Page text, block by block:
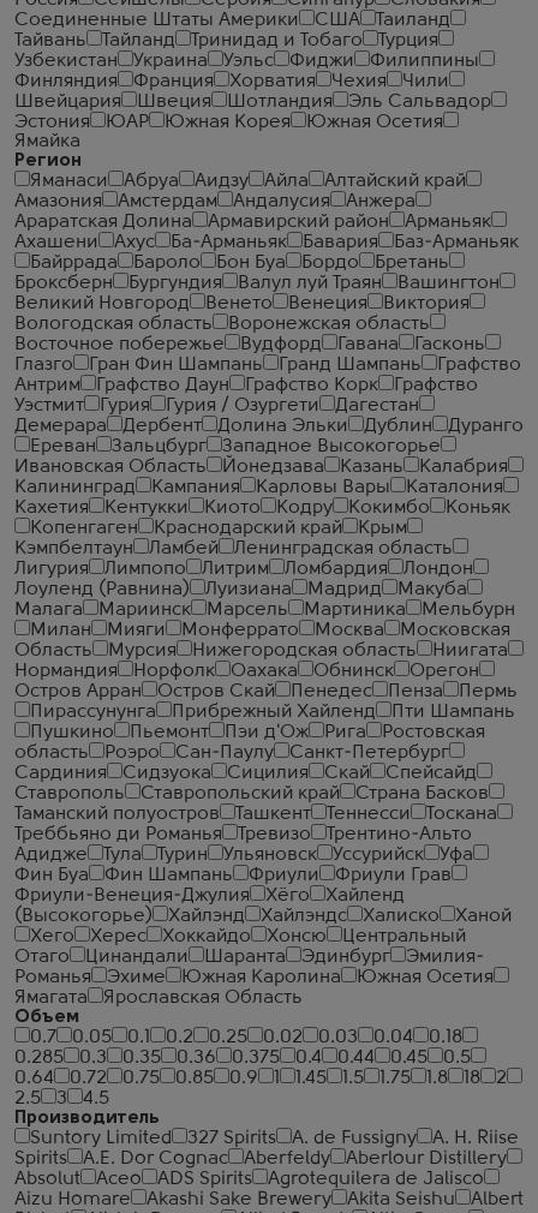
Соединенные Штаты Америки
США
Таиланд
Тайвань
Тайланд Тринидад и Тобаго
Турция
Узбекистан
Украина Уэльс Фиджи
Филиппины
Финляндия
Франция Хорватия Чехия
Чили
Швейцария
Швеция Шотландия
Эль Сальвадор
Эстония
ЮАР Южная Корея
Южная Осетия
Ямайка
Регион
Яманаси
Абруа Аидзу Айла
Алтайский край
Амазония
Амстердам Андалусия
Анжера
Араратская Долина
Армавирский район
Арманьяк
Ахашени
Ахус Ба-Арманьяк Бавария
Баз-Арманьяк
Байррада
Бароло Бон Буа Бордо
Бретань
Броксберн
Бургундия Валул луй Траян
Вашингтон
Великий Новгород
Венето Венеция
Виктория
Вологодская область
Воронежская область
Восточное побережье
Вудфорд Гавана
Гасконь
Глазго
Гран Фин Шампань Гранд Шампань
Графство
Антрим
Графство Даун Графство Корк
Графство
Уэстмит
Гурия Гурия / Озургети
Дагестан
Демерара
Дербент Долина Эльки Дублин
Дуранго
Ереван
Зальцбург
Западное Высокогорье
Ивановская Область
Йонедзава Казань
Калабрия
Калининград
Кампания Карловы Вары
Каталония
Кахетия
Кентукки Киото Кодру Кокимбо
Коньяк
Копенгаген
Краснодарский край
Крым
Кэмпбелтаун
Ламбей
Ленинградская область
Лигурия
Лимпопо Литрим Ломбардия
Лондон
Лоуленд (Равнина)
Луизиана Мадрид
Макуба
Малага
Мариинск Марсель Мартиника
Мельбурн
Милан
Мияги Монферрато Москва
Московская
Область
Мурсия Нижегородская область
Ниигата
Нормандия
Норфолк Оахака Обнинск
Орегон
Остров Арран
Остров Скай Пенедес Пенза
Пермь
Пирассунунга
Прибрежный Хайленд
Пти Шампань
Пушкино
Пьемонт Пэи д'Ож Рига
Ростовская
область
Роэро Сан-Паулу
Санкт-Петербург
Сардиния
Сидзуока Сицилия Скай
Спейсайд
Ставрополь
Ставропольский край
Страна Басков
Таманский полуостров
Ташкент Теннесси
Тоскана
Треббьяно ди Романья
Тревизо
Трентино-Альто
Адидже
Тула Турин Ульяновск Уссурийск
Уфа
Фин Буа
Фин Шампань Фриули
Фриули Грав
Фриули-Венеция-Джулия
Хёго
Хайленд
(Высокогорье)
Хайлэнд Хайлэндс Халиско
Ханой
Хего
Херес Хоккайдо Хонсю
Центральный
Отаго
Цинандали Шаранта Эдинбург
Эмилия-
Романья
Эхиме Южная Каролина
Южная Осетия
Ямагата
Ярославская Область
Объем
0.7
0.05 0.1 0.2 0.25 0.02 0.03 0.04
0.18
0.285
0.3 0.35 0.36 0.375 0.4 0.44 0.45
0.5
0.64
0.72 0.75 0.85 0.9 1.45 1.5 1.75 1.8 18
2
2.5
3
4.5
Производитель
Suntory Limited
327 Spirits A. de Fussigny
A. H. Riise
Spirits
A.E. Dor Cognac Aberfeldy
Aberlour Distillery
Absolut
Aceo ADS Spirits
Agrotequilera de Jalisco
Aizu Homare
Akashi Sake Brewery Akita Seishu
Albert